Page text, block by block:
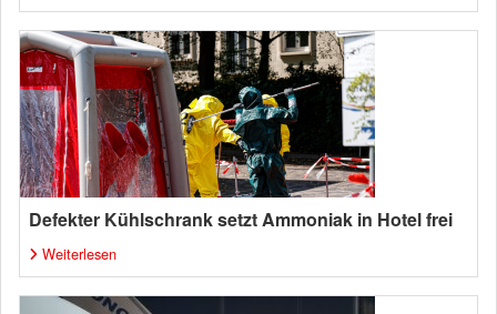
Defekter Kühlschrank setzt Ammoniak in Hotel frei
Weiterlesen